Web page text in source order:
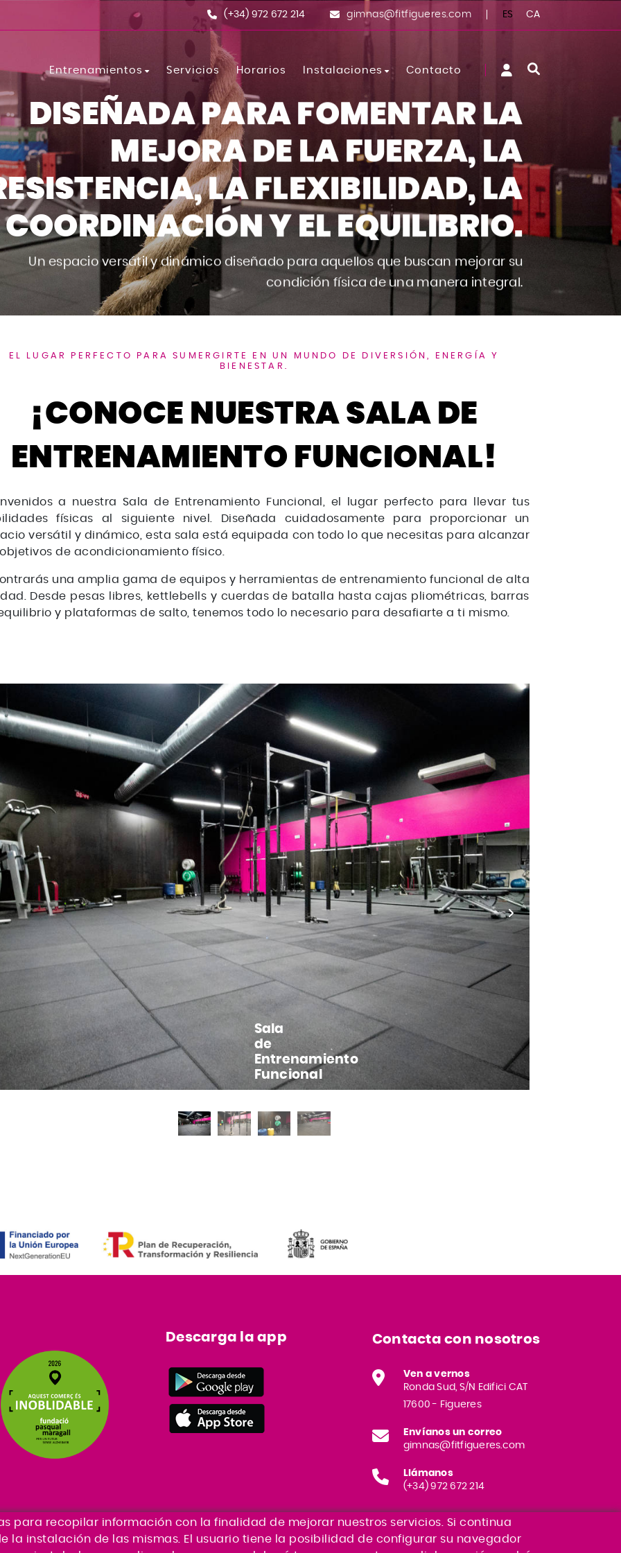
(+34) 972 672 214 gimnas@fitfigueres.com ES CA
Entrenamientos
Les Mills Tone
BodyCombat
Spinning
Fusion
BodyBalance
G.A.C
LM Core
BodyPump Express
Strength Development
Stretch Postural
Servicios Horarios Instalaciones
Sala Spinning
Zona Cardiovascular
Zona Musculación
Sala Actividades Dirigidas
Sala Entrenamiento Funcional
Contacto
DISEÑADA PARA FOMENTAR LA
MEJORA DE LA FUERZA, LA
LA FLEXIBILIDAD, LA
COORDINACIÓN Y EL EQUILIBRIO.
Un espacio versátil y dinámico diseñado para aquellos que buscan mejorar su
condición física de una manera integral.
EL LUGAR PERFECTO PARA SUMERGIRTE EN UN MUNDO DE DIVERSIÓN, ENERGÍA Y
BIENESTAR.
¡CONOCE NUESTRA SALA DE
ENTRENAMIENTO FUNCIONAL!
a nuestra Sala de Entrenamiento Funcional, el lugar perfecto para llevar tus
físicas al siguiente nivel. Diseñada cuidadosamente para proporcionar un
versátil y dinámico, esta sala está equipada con todo lo que necesitas para alcanzar
de acondicionamiento físico.
una amplia gama de equipos y herramientas de entrenamiento funcional de alta
Desde pesas libres, kettlebells y cuerdas de batalla hasta cajas pliométricas, barras
y plataformas de salto, tenemos todo lo necesario para desafiarte a ti mismo.
Sala
de
Entrenamiento
Funcional
Descarga la app Contacta con nosotros
Ven a vernos
Ronda Sud, S/N Edifici CAT
17600 - Figueres
Envíanos un correo
gimnas@fitfigueres.com
Llámanos
(+34) 972 672 214
para recopilar información con la finalidad de mejorar nuestros servicios. Si continua
la instalación de las mismas. El usuario tiene la posibilidad de configurar su navegador